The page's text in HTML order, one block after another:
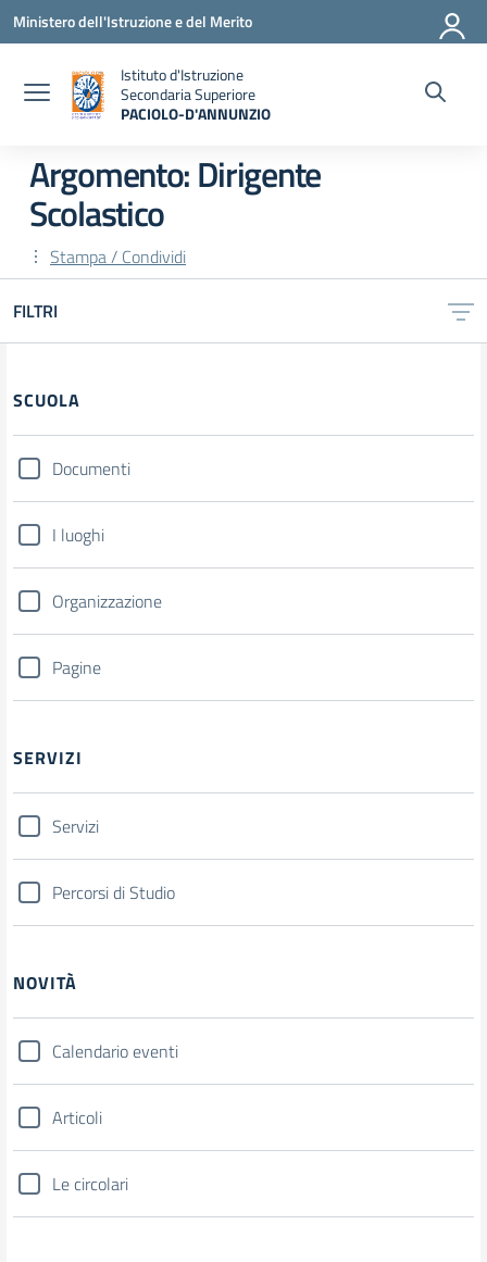
Vai ai contenuti
Vai al menu di navigazione
Vai al footer
Ministero dell'Istruzione e del Merito
Istituto d'Istruzione
Secondaria Superiore
PACIOLO-D'ANNUNZIO
Argomento: Dirigente
Scolastico
Stampa / Condividi
FILTRI
Filtri
SCUOLA
Documenti
I luoghi
Organizzazione
Pagine
SERVIZI
Servizi
Percorsi di Studio
NOVITÀ
Calendario eventi
Articoli
Le circolari